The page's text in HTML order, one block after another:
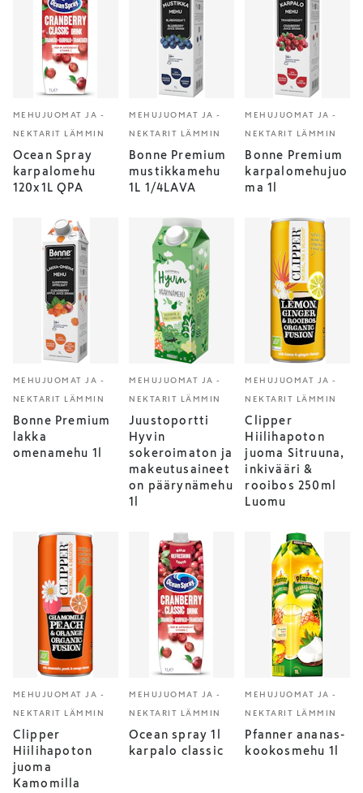
MEHUJUOMAT JA -
NEKTARIT LÄMMIN
Ocean Spray
karpalomehu
120x1L QPA
MEHUJUOMAT JA -
NEKTARIT LÄMMIN
Bonne Premium
mustikkamehu
1L 1/4LAVA
MEHUJUOMAT JA -
NEKTARIT LÄMMIN
Bonne Premium
karpalomehujuo
ma 1l
MEHUJUOMAT JA -
NEKTARIT LÄMMIN
Bonne Premium
lakka
omenamehu 1l
MEHUJUOMAT JA -
NEKTARIT LÄMMIN
Juustoportti
Hyvin
sokeroimaton ja
makeutusaineet
on päärynämehu
1l
MEHUJUOMAT JA -
NEKTARIT LÄMMIN
Clipper
Hiilihapoton
juoma Sitruuna,
inkivääri &
rooibos 250ml
Luomu
MEHUJUOMAT JA -
NEKTARIT LÄMMIN
Clipper
Hiilihapoton
juoma
Kamomilla
MEHUJUOMAT JA -
NEKTARIT LÄMMIN
Ocean spray 1l
karpalo classic
MEHUJUOMAT JA -
NEKTARIT LÄMMIN
Pfanner ananas-
kookosmehu 1l